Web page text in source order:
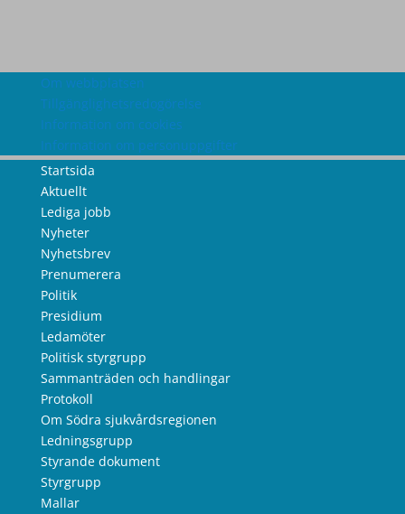
Om webbplatsen
Tillgänglighetsredogörelse
Information om cookies
Information om personuppgifter
Startsida
Aktuellt
Lediga jobb
Nyheter
Nyhetsbrev
Prenumerera
Politik
Presidium
Ledamöter
Politisk styrgrupp
Sammanträden och handlingar
Protokoll
Om Södra sjukvårdsregionen
Ledningsgrupp
Styrande dokument
Styrgrupp
Mallar